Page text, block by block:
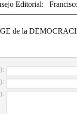
Editorial:
de la